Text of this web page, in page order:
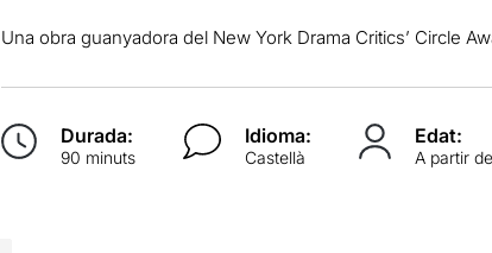
Una obra guanyadora del New York Drama Critics’ Circle
Durada:
90 minuts
Idioma:
Castellà
Edat:
A partir